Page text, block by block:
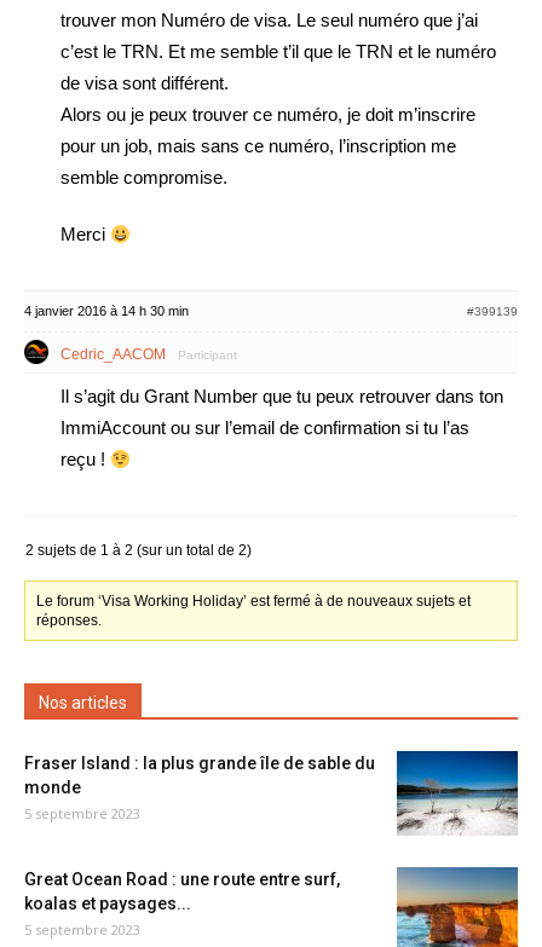
trouver mon Numéro de visa. Le seul numéro que j’ai
c’est le TRN. Et me semble t’il que le TRN et le numéro
de visa sont différent.
Alors ou je peux trouver ce numéro, je doit m’inscrire
pour un job, mais sans ce numéro, l’inscription me
semble compromise.
Merci
4 janvier 2016 à 14 h 30 min #399139
Cedric_AACOM Participant
Il s’agit du Grant Number que tu peux retrouver dans ton
ImmiAccount ou sur l’email de confirmation si tu l’as
reçu !
2 sujets de 1 à 2 (sur un total de 2)
Le forum ‘Visa Working Holiday’ est fermé à de nouveaux sujets et
réponses.
Nos articles
Fraser Island : la plus grande île de sable du
monde
5 septembre 2023
Great Ocean Road : une route entre surf,
koalas et paysages...
5 septembre 2023